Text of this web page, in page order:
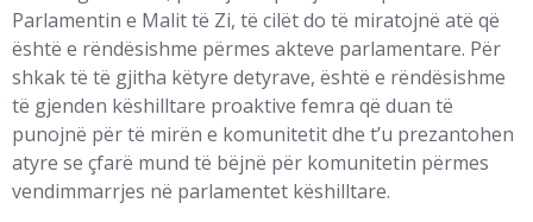
Parlamentin e Malit të Zi, të cilët do të miratojnë atë që
është e rëndësishme përmes akteve parlamentare. Për
shkak të të gjitha këtyre detyrave, është e rëndësishme
të gjenden këshilltare proaktive femra që duan të
punojnë për të mirën e komunitetit dhe t’u prezantohen
atyre se çfarë mund të bëjnë për komunitetin përmes
vendimmarrjes në parlamentet këshilltare.